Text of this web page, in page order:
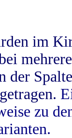
im
der
zu